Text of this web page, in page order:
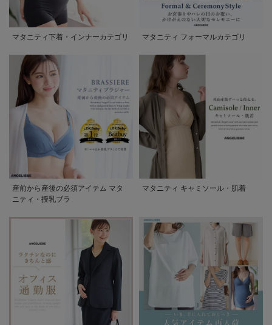
マタニティ下着・インナーカテゴリ マタニティ フォーマルカテゴリ
産前から産後の必須アイテム マタ
ニティ・授乳ブラ
マタニティ キャミソール・肌着